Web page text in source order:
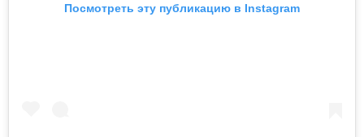
Посмотреть эту публикацию в Instagram